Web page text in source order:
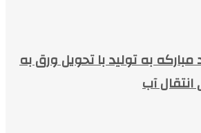
به تولید با تحویل ورق به
آب